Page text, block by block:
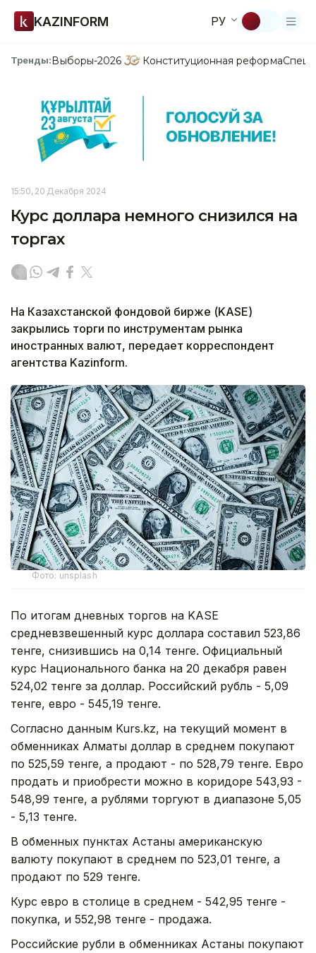
KAZINFORM РУ
Тренды:Выборы-2026 Конституционная реформа
15:50, 20 Декабря 2024
Курс доллара немного снизился на
торгах
На Казахстанской фондовой бирже (KASE)
закрылись торги по инструментам рынка
иностранных валют, передает корреспондент
агентства Kazinform.
Фото: unsplash
По итогам дневных торгов на KASE
средневзвешенный курс доллара составил 523,86
тенге, снизившись на 0,14 тенге. Официальный
курс Национального банка на 20 декабря равен
524,02 тенге за доллар. Российский рубль - 5,09
тенге, евро - 545,19 тенге.
Согласно данным Kurs.kz, на текущий момент в
обменниках Алматы доллар в среднем покупают
по 525,59 тенге, а продают - по 528,79 тенге. Евро
продать и приобрести можно в коридоре 543,93 -
548,99 тенге, а рублями торгуют в диапазоне 5,05
- 5,13 тенге.
В обменных пунктах Астаны американскую
валюту покупают в среднем по 523,01 тенге, а
продают по 529 тенге.
Курс евро в столице в среднем - 542,95 тенге -
покупка, и 552,98 тенге - продажа.
Российские рубли в обменниках Астаны покупают